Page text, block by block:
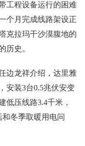
工程设备运行的困难
个月完成线路架设正
克拉玛干沙漠腹地的
历史。
边龙祥介绍，达里雅
安装3台0.5兆伏安变
低压线路3.4千米，
冬季取暖用电问